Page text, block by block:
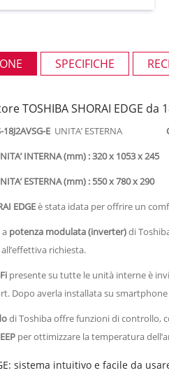
SPECIFICHE
TOSHIBA SHORAI EDGE da
E UNITA’ ESTERNA COD.
INTERNA (mm) : 320 x 1053 x 245
ESTERNA (mm) : 550 x 780 x 290
EDGEè stata idata per offrire un
a potenza modulata (inverter)di
all’effettiva richiesta.
presente su tutte le unità interne è
Dopo averla installata su smartphone
di Toshiba offre funzioni di controllo,
per ottimizzare la temperatura
sistema intuitivo e facile da